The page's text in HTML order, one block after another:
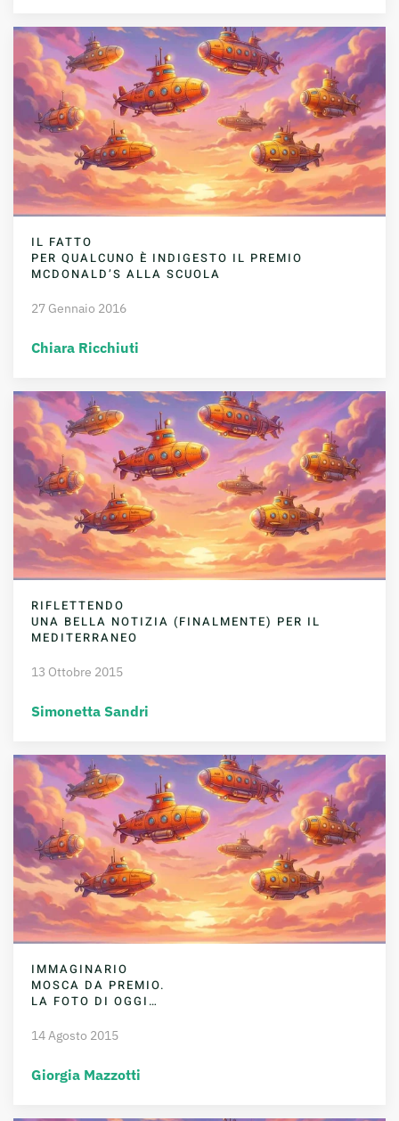
IL FATTO
PER QUALCUNO È INDIGESTO IL PREMIO
MCDONALD’S ALLA SCUOLA
27 Gennaio 2016
Chiara Ricchiuti
RIFLETTENDO
UNA BELLA NOTIZIA (FINALMENTE) PER IL
MEDITERRANEO
13 Ottobre 2015
Simonetta Sandri
IMMAGINARIO
MOSCA DA PREMIO.
LA FOTO DI OGGI…
14 Agosto 2015
Giorgia Mazzotti